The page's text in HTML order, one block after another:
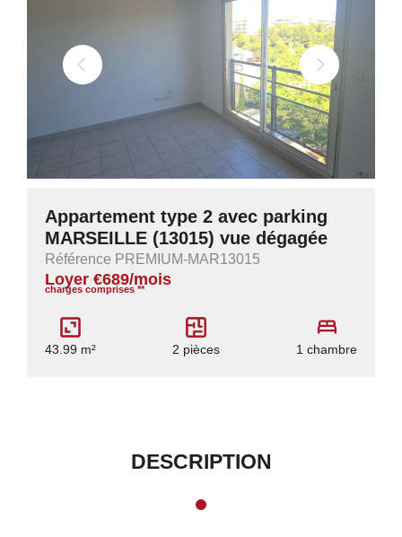
Appartement type 2 avec parking
MARSEILLE (13015) vue dégagée
Référence PREMIUM-MAR13015
Loyer €689/mois
charges comprises **
43.99 m² 2 pièces 1 chambre
DESCRIPTION